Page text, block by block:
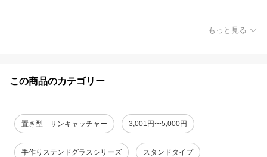
もっと見る
この商品のカテゴリー
置き型 サンキャッチャー 3,001円〜5,000円
手作りステンドグラスシリーズ スタンドタイプ